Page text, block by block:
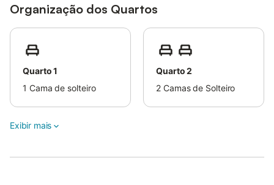
Organização dos Quartos
Quarto 1
1 Cama de solteiro
Quarto 2
2 Camas de Solteiro
Exibir mais